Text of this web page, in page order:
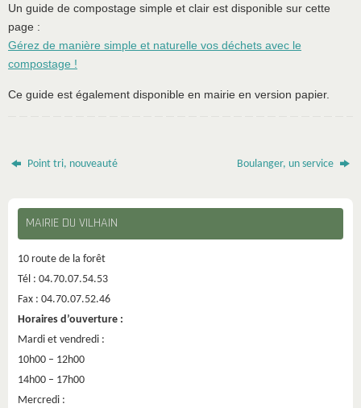
Un guide de compostage simple et clair est disponible sur cette
page :
Gérez de manière simple et naturelle vos déchets avec le
compostage !
Ce guide est également disponible en mairie en version papier.
Point tri, nouveauté Boulanger, un service
MAIRIE DU VILHAIN
10 route de la forêt
Tél : 04.70.07.54.53
Fax : 04.70.07.52.46
Horaires d’ouverture :
Mardi et vendredi :
10h00 – 12h00
14h00 – 17h00
Mercredi :